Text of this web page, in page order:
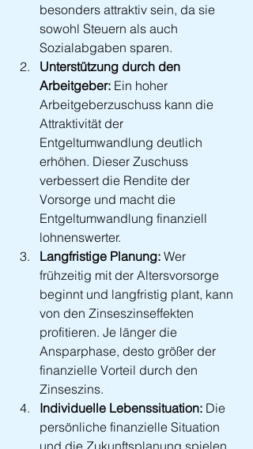
besonders attraktiv sein, da sie
sowohl Steuern als auch
Sozialabgaben sparen.
Unterstützung durch den
Arbeitgeber: Ein hoher
Arbeitgeberzuschuss kann die
Attraktivität der
Entgeltumwandlung deutlich
erhöhen. Dieser Zuschuss
verbessert die Rendite der
Vorsorge und macht die
Entgeltumwandlung finanziell
lohnenswerter.
Langfristige Planung: Wer
frühzeitig mit der Altersvorsorge
beginnt und langfristig plant, kann
von den Zinseszinseffekten
profitieren. Je länger die
Ansparphase, desto größer der
finanzielle Vorteil durch den
Zinseszins.
Individuelle Lebenssituation: Die
persönliche finanzielle Situation